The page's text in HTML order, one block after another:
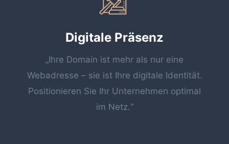
Digitale Präsenz
„Ihre Domain ist mehr als nur eine
Webadresse – sie ist Ihre digitale Identität.
Positionieren Sie Ihr Unternehmen optimal
im Netz.“